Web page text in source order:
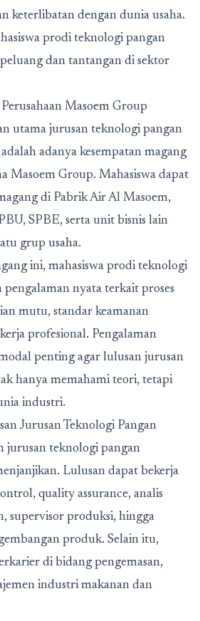
keterlibatan dengan dunia usaha.
prodi teknologi pangan
dan tantangan di sektor
Masoem Group
utama jurusan teknologi pangan
adanya kesempatan magang
Masoem Group. Mahasiswa dapat
di Pabrik Air Al Masoem,
SPBE, serta unit bisnis lain
grup usaha.
ini, mahasiswa prodi teknologi
nyata terkait proses
mutu, standar keamanan
profesional. Pengalaman
penting agar lulusan jurusan
hanya memahami teori, tetapi
industri.
Jurusan Teknologi Pangan
jurusan teknologi pangan
Lulusan dapat bekerja
quality assurance, analis
supervisor produksi, hingga
produk. Selain itu,
di bidang pengemasan,
industri makanan dan